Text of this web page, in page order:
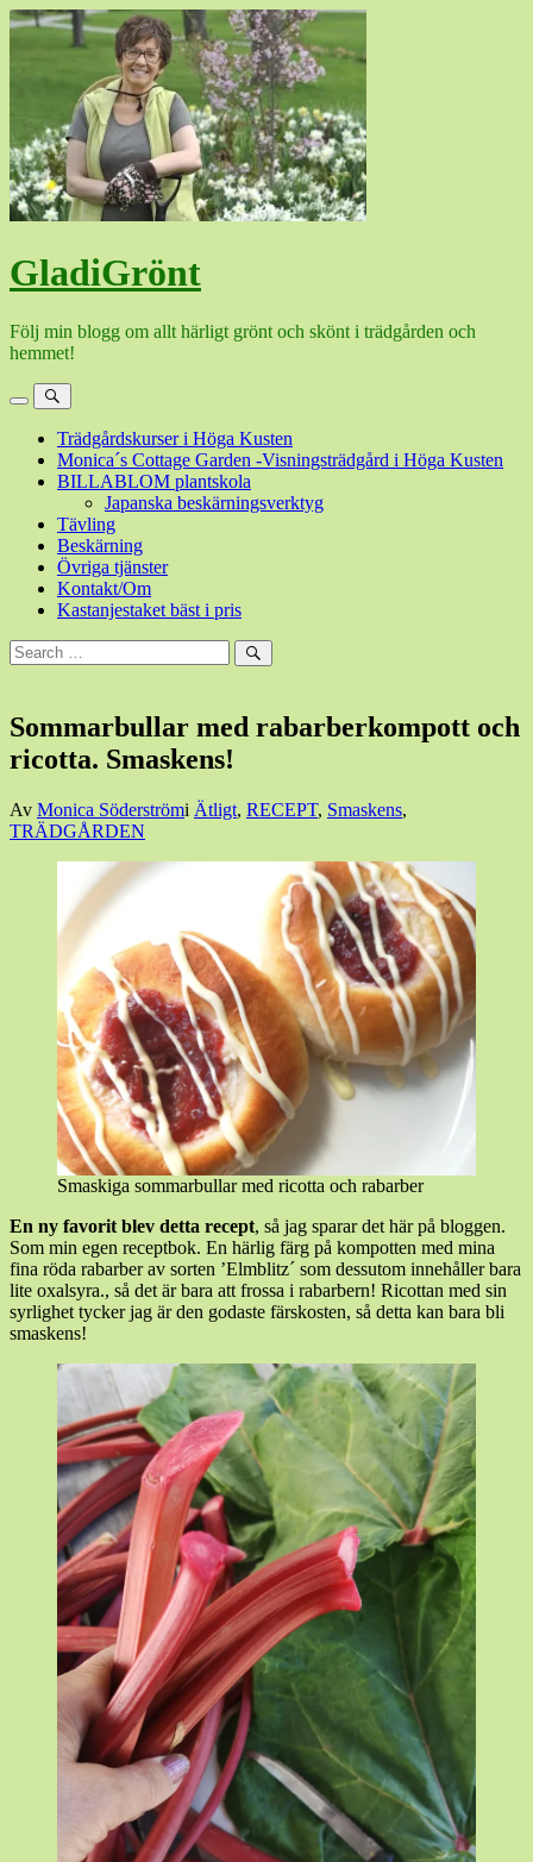
Hoppa
GladiGrönt
Följ min blogg om allt härligt grönt och skönt i trädgården och
hemmet!
MenySök
Trädgårdskurser i Höga Kusten
Monica´s Cottage Garden -Visningsträdgård i Höga Kusten
BILLABLOM plantskola
Japanska beskärningsverktyg
Tävling
Beskärning
Övriga tjänster
Kontakt/Om
Kastanjestaket bäst i pris
Sök
efter:
Sök
Sommarbullar med rabarberkompott och
ricotta. Smaskens!
Den
19
Av Monica Söderströmi Ätligt, RECEPT, Smaskens,
TRÄDGÅRDEN
Smaskiga sommarbullar med ricotta och rabarber
En ny favorit blev detta recept, så jag sparar det här på bloggen.
Som min egen receptbok. En härlig färg på kompotten med mina
fina röda rabarber av sorten ’Elmblitz´ som dessutom innehåller bara
lite oxalsyra., så det är bara att frossa i rabarbern! Ricottan med sin
syrlighet tycker jag är den godaste färskosten, så detta kan bara bli
smaskens!